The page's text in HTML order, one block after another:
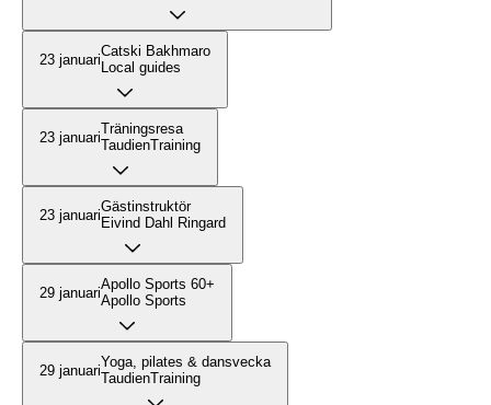
23 januariCatski Bakhmaro
Local guides
23 januariTräningsresa
TaudienTraining
23 januariGästinstruktör
Eivind Dahl Ringard
29 januariApollo Sports 60+
Apollo Sports
29 januariYoga, pilates & dansvecka
TaudienTraining